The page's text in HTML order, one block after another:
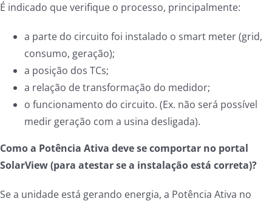
É indicado que verifique o processo, principalmente:
a parte do circuito foi instalado o smart meter (grid,
consumo, geração);
a posição dos TCs;
a relação de transformação do medidor;
o funcionamento do circuito. (Ex. não será possível
medir geração com a usina desligada).
Como a Potência Ativa deve se comportar no portal
SolarView (para atestar se a instalação está correta)?
Se a unidade está gerando energia, a Potência Ativa no